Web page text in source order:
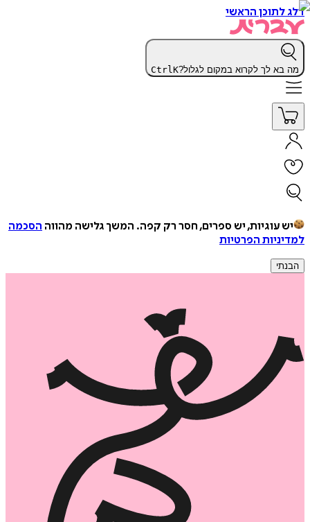
דלג לתוכן הראשי
מה בא לך לקרוא במקום לגלול? CtrlK
יש עוגיות, יש ספרים, חסר רק קפה. המשך גלישה מהווה הסכמה
למדיניות הפרטיות
הבנתי